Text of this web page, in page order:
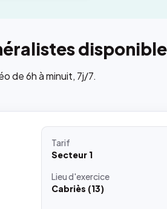
de 6h à minuit, 7j/7.
Tarif
Secteur 1
Lieud'exercice
Cabriès (13)